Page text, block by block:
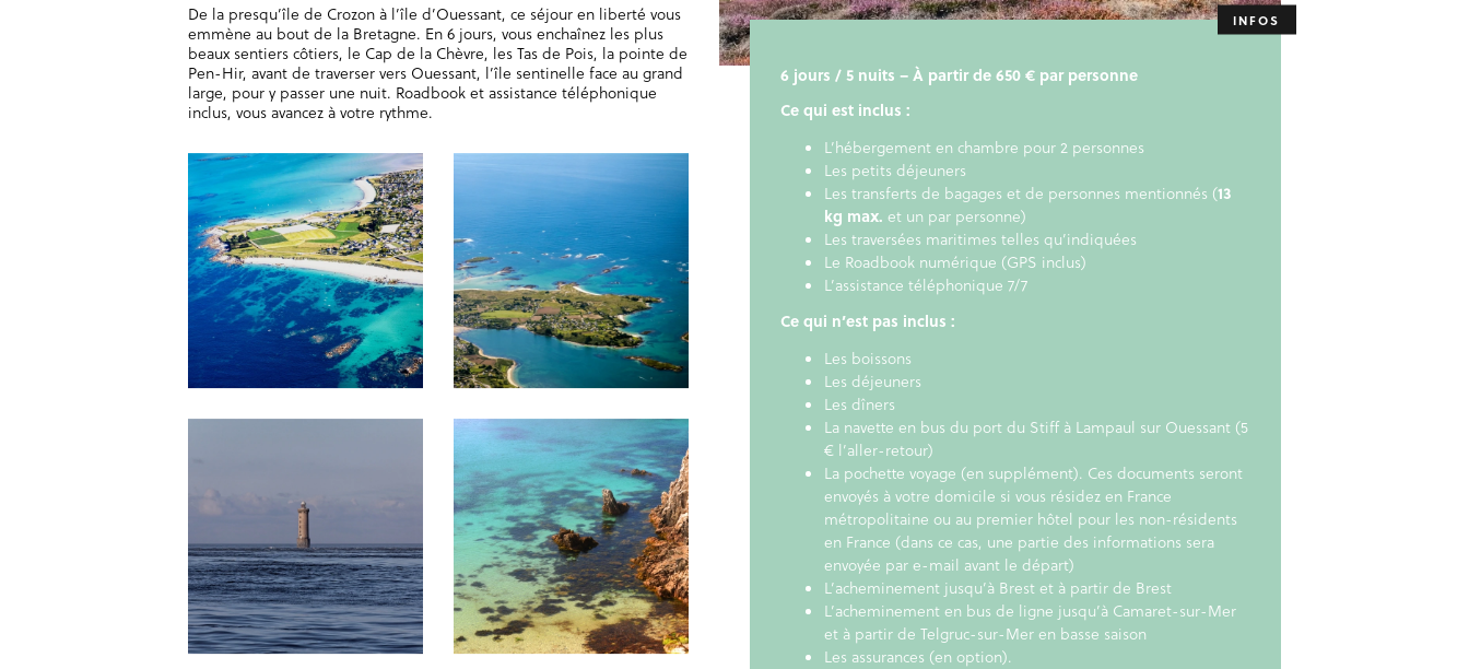
De la presqu’île de Crozon à l’île d’Ouessant, ce séjour en liberté vous
emmène au bout de la Bretagne. En 6 jours, vous enchaînez les plus
beaux sentiers côtiers, le Cap de la Chèvre, les Tas de Pois, la pointe de
Pen-Hir, avant de traverser vers Ouessant, l’île sentinelle face au grand
large, pour y passer une nuit. Roadbook et assistance téléphonique
inclus, vous avancez à votre rythme.
6 jours / 5 nuits – À partir de 650 € par personne
Ce qui est inclus :
L’hébergement en chambre pour 2 personnes
Les petits déjeuners
Les transferts de bagages et de personnes mentionnés (13
kg max. et un par personne)
Les traversées maritimes telles qu’indiquées
Le Roadbook numérique (GPS inclus)
L’assistance téléphonique 7/7
Ce qui n’est pas inclus :
Les boissons
Les déjeuners
Les dîners
La navette en bus du port du Stiff à Lampaul sur Ouessant (5
€ l’aller-retour)
La pochette voyage (en supplément). Ces documents seront
envoyés à votre domicile si vous résidez en France
métropolitaine ou au premier hôtel pour les non-résidents
en France (dans ce cas, une partie des informations sera
envoyée par e-mail avant le départ)
L’acheminement jusqu’à Brest et à partir de Brest
L’acheminement en bus de ligne jusqu’à Camaret-sur-Mer
et à partir de Telgruc-sur-Mer en basse saison
Les assurances (en option).